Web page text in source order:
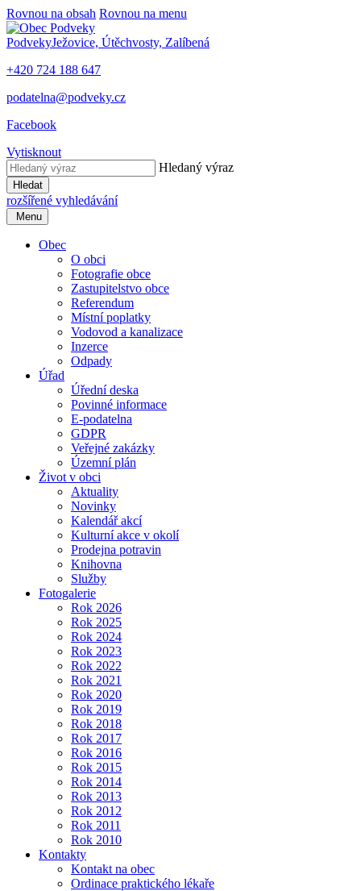
Rovnou na obsah Rovnou na menu
PodvekyJežovice, Útěchvosty, Zalíbená
+420 724 188 647
podatelna@podveky.cz
Facebook
Vytisknout
Hledaný výraz
Hledat
rozšířené vyhledávání
Menu
Obec
O obci
Fotografie obce
Zastupitelstvo obce
Referendum
Místní poplatky
Vodovod a kanalizace
Inzerce
Odpady
Úřad
Úřední deska
Povinné informace
E-podatelna
GDPR
Veřejné zakázky
Územní plán
Život v obci
Aktuality
Novinky
Kalendář akcí
Kulturní akce v okolí
Prodejna potravin
Knihovna
Služby
Fotogalerie
Rok 2026
Rok 2025
Rok 2024
Rok 2023
Rok 2022
Rok 2021
Rok 2020
Rok 2019
Rok 2018
Rok 2017
Rok 2016
Rok 2015
Rok 2014
Rok 2013
Rok 2012
Rok 2011
Rok 2010
Kontakty
Kontakt na obec
Ordinace praktického lékaře